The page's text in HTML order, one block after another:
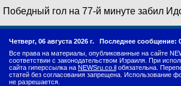
Победный гол на 77-й минуте забил
Четверг, 06 августа 2026 г. Последнее сообщение:
Все права на материалы, опубликованные на сайте
соответствии с законодательством Израиля. При
сайта гиперссылка на NEWSru.co.il обязательна.
статей без согласования запрещена. Использование
не разрешается.